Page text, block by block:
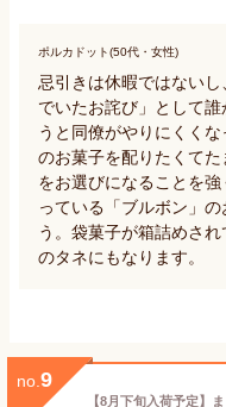
ポルカドット(50代・女性)
忌引きは休暇ではない
でいたお詫び」として
うと同僚がやりにくく
のお菓子を配りたくて
をお選びになることを
っている「ブルボン」
う。袋菓子が箱詰めさ
のタネにもなります。
no. 9